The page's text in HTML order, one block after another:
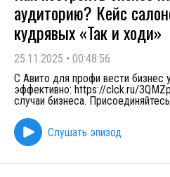
аудиторию? Кейс
кудрявых «Так и ходи»
25.11.2025 • 00:48:56
С Авито для профи вести бизнес
эффективно: https://clck.ru/
случаи бизнеса.
Слушать эпизод